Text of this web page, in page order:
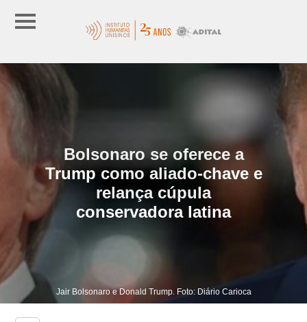
Bolsonaro se oferece a
Trump como aliado-chave e
relança cúpula
conservadora latina
Jair Bolsonaro e Donald Trump. Foto: Diário Carioca